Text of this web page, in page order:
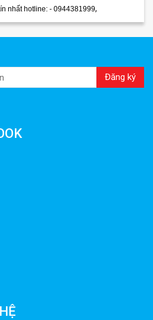
nhất hotline: - 0944381999,